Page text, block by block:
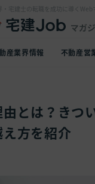
・宅建士の転職を成功に導くWeb
産業界情報 不動産営
とは？きつ
方を紹介